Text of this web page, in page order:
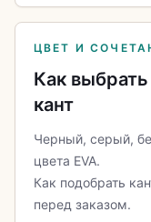
ЦВЕТ И
Как
кант
Черный, серый,
цвета EVA.
Как подобрать
перед заказом.